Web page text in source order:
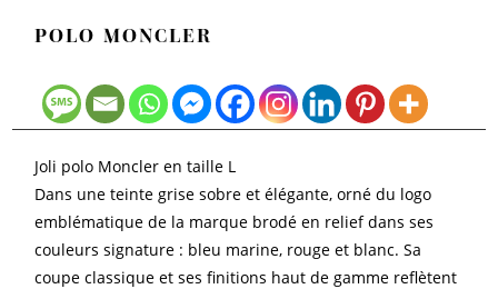
POLO MONCLER
Joli polo Moncler en taille L
Dans une teinte grise sobre et élégante, orné du logo
emblématique de la marque brodé en relief dans ses
couleurs signature : bleu marine, rouge et blanc. Sa
coupe classique et ses finitions haut de gamme reflètent